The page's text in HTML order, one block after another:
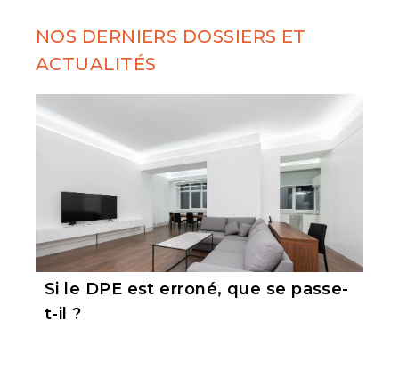
NOS DERNIERS DOSSIERS ET
ACTUALITÉS
Si le DPE est erroné, que se passe-
t-il ?